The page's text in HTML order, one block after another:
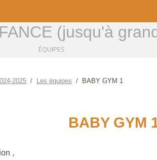
(jusqu'à
ÉQUIPES
2025 Les équipes BABY GYM 1
BABY GYM
,